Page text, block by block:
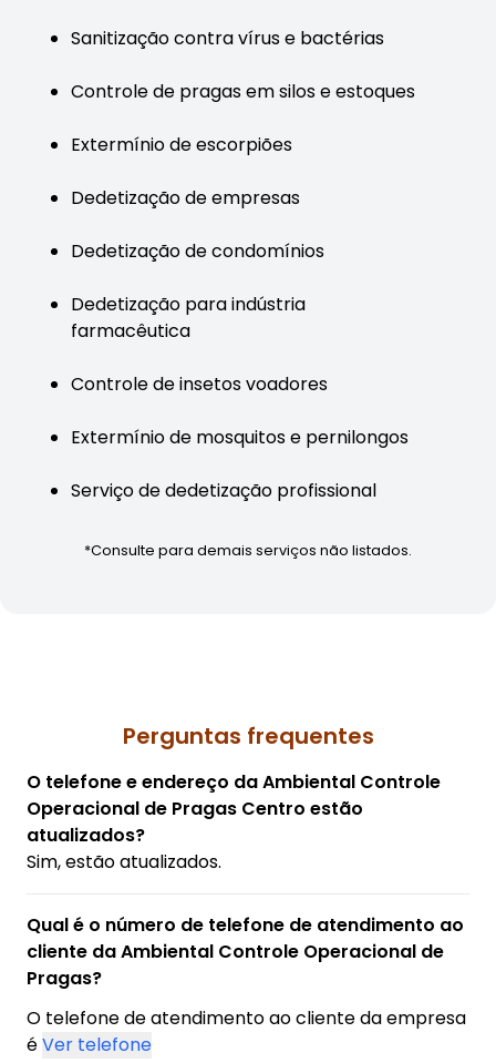
Sanitização contra vírus e bactérias
Controle de pragas em silos e estoques
Extermínio de escorpiões
Dedetização de empresas
Dedetização de condomínios
Dedetização para indústria
farmacêutica
Controle de insetos voadores
Extermínio de mosquitos e pernilongos
Serviço de dedetização profissional
*Consulte para demais serviços não listados.
Perguntas frequentes
O telefone e endereço da Ambiental Controle
Operacional de Pragas Centro estão
atualizados?
Sim, estão atualizados.
Qual é o número de telefone de atendimento ao
cliente da Ambiental Controle Operacional de
Pragas?
O telefone de atendimento ao cliente da empresa
éVer telefone